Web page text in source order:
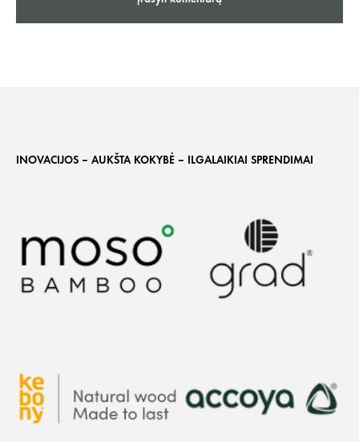
INOVACIJOS – AUKŠTA KOKYBĖ – ILGALAIKIAI SPRENDIMAI